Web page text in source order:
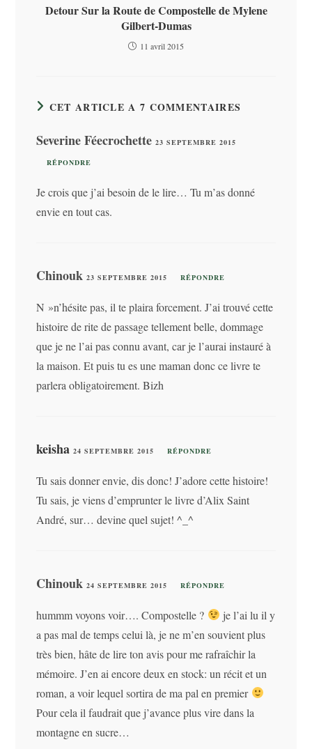
Detour Sur la Route de Compostelle de Mylene
Gilbert-Dumas
11 avril 2015
CET ARTICLE A 7 COMMENTAIRES
Severine Féecrochette23 SEPTEMBRE 2015
RÉPONDRE
Je crois que j’ai besoin de le lire… Tu m’as donné
envie en tout cas.
Chinouk23 SEPTEMBRE 2015 RÉPONDRE
N »n’hésite pas, il te plaira forcement. J’ai trouvé cette
histoire de rite de passage tellement belle, dommage
que je ne l’ai pas connu avant, car je l’aurai instauré à
la maison. Et puis tu es une maman donc ce livre te
parlera obligatoirement. Bizh
keisha 24 SEPTEMBRE 2015 RÉPONDRE
Tu sais donner envie, dis donc! J’adore cette histoire!
Tu sais, je viens d’emprunter le livre d’Alix Saint
André, sur… devine quel sujet! ^_^
Chinouk24 SEPTEMBRE 2015 RÉPONDRE
hummm voyons voir…. Compostelle ?
je l’ai lu il y
a pas mal de temps celui là, je ne m’en souvient plus
très bien, hâte de lire ton avis pour me rafraîchir la
mémoire. J’en ai encore deux en stock: un récit et un
roman, a voir lequel sortira de ma pal en premier
Pour cela il faudrait que j’avance plus vire dans la
montagne en sucre…